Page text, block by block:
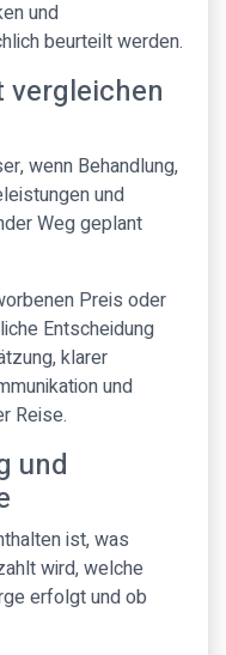
und
beurteilt werden.
vergleichen
wenn Behandlung,
und
Weg geplant
Preis oder
Entscheidung
klarer
und
Reise.
und
ist, was
wird, welche
erfolgt und ob